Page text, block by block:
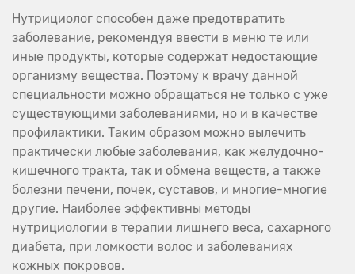
Нутрициолог способен даже предотвратить
заболевание, рекомендуя ввести в меню те или
иные продукты, которые содержат недостающие
организму вещества. Поэтому к врачу данной
специальности можно обращаться не только с уже
существующими заболеваниями, но и в качестве
профилактики. Таким образом можно вылечить
практически любые заболевания, как желудочно-
кишечного тракта, так и обмена веществ, а также
болезни печени, почек, суставов, и многие-многие
другие. Наиболее эффективны методы
нутрициологии в терапии лишнего веса, сахарного
диабета, при ломкости волос и заболеваниях
кожных покровов.